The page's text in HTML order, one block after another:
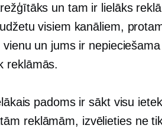
un tam ir lielāks
visiem kanāliem,
vienu un jums ir
reklāmās.
padoms ir sākt visu
reklāmām, izvēlieties ne